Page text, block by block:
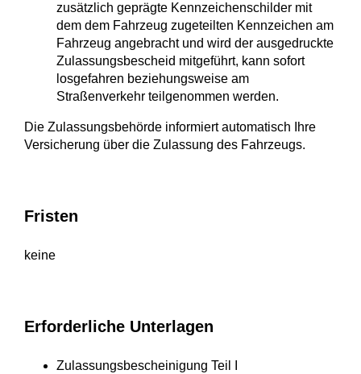
zusätzlich geprägte Kennzeichenschilder mit
dem dem Fahrzeug zugeteilten Kennzeichen am
Fahrzeug angebracht und wird der ausgedruckte
Zulassungsbescheid mitgeführt, kann sofort
losgefahren beziehungsweise am
Straßenverkehr teilgenommen werden.
Die Zulassungsbehörde informiert automatisch Ihre
Versicherung über die Zulassung des Fahrzeugs.
Fristen
keine
Erforderliche Unterlagen
Zulassungsbescheinigung Teil I